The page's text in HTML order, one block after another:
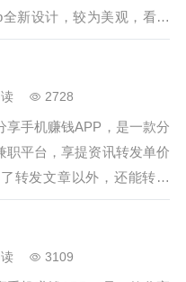
新设计，较为美观，看得
不少心思的，互帮给人感觉
多，奖励丰富，新平台上线
活动快速拉升人气。互帮手
在互帮手机赚钱APP接各种
载注册任务、关注了解任
任务、分享转发任务、浏览
获取佣金。互帮手机赚钱
2728
享手机赚钱APP，是一款分
职平台，享提资讯转发单价
转发文章以外，还能转发
章到朋友圈中，未免会有点
发视频就避免了尴尬，而且
视频在生活中是再正常不过
这一玩法在很多转发平台里
3109